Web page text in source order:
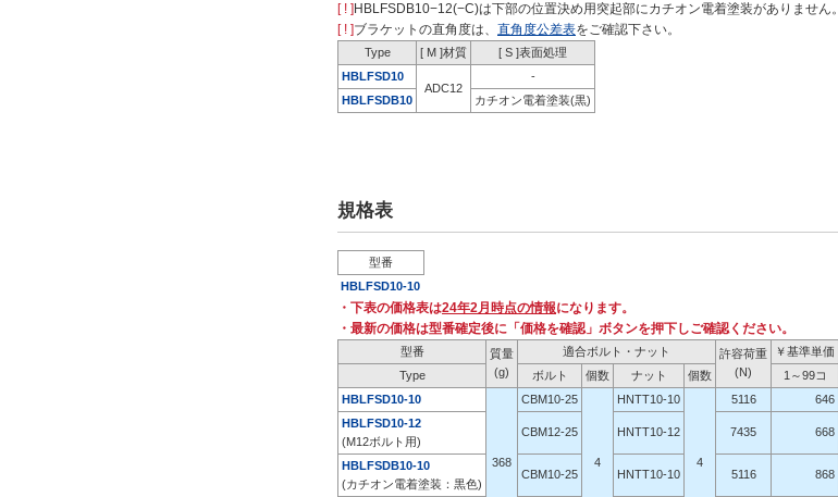
[ ! ] HBLFSDB10−12(−C)は下部の位置決め用突起部にカチオン電着塗装がありません。
[ ! ]ブラケットの直角度は、 直角度公差表をご確認下さい。
Type [ M ]材質
[ S ]表面処理
HBLFSD10
ADC12
-
HBLFSDB10
カチオン電着塗装(黒)
規格表
型番
HBLFSD10-10
・下表の価格表は24年2月時点の情報になります。
・最新の価格は型番確定後に「価格を確認」ボタンを押下しご確認ください。
型番
質量
(g)
適合ボルト・ナット
許容荷重
(N)
￥基準単価
Type
ボルト 個数 ナット 個数 1～99コ
HBLFSD10-10
368
CBM10-25
4
HNTT10-10
4
5116 646
HBLFSD10-12
(M12ボルト用)
CBM12-25 HNTT10-12 7435 668
HBLFSDB10-10
(カチオン電着塗装：黒色)
CBM10-25 HNTT10-10 5116 868